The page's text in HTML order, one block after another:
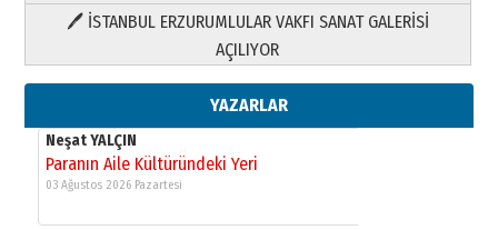
🖊 İSTANBUL ERZURUMLULAR VAKFI SANAT GALERİSİ
AÇILIYOR
YAZARLAR
Yusuf POLAT
Şampiyonluk Sebahattin Şirin’e
11 Mayıs 2026 Pazartesi
Neşat YALÇIN
Paranın Aile Kültüründeki Yeri
03 Ağustos 2026 Pazartesi